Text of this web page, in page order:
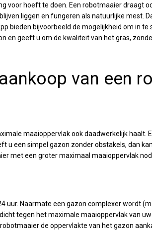
voor hoeft te doen. Een robotmaaier draagt
liggen en fungeren als natuurlijke mest.
bieden bijvoorbeeld de mogelijkheid om in
en geeft u om de kwaliteit van het gras,
van een
maaioppervlak ook daadwerkelijk haalt.
u een simpel gazon zonder obstakels, dan
met een groter maximaal maaioppervlak
uur. Naarmate een gazon complexer wordt
tegen het maximale maaioppervlak van
de oppervlakte van het gazon